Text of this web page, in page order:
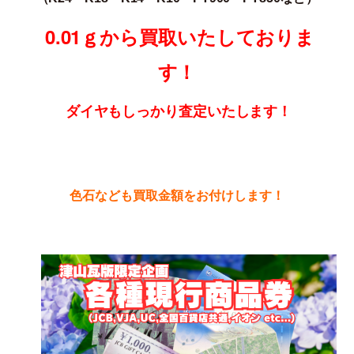
0.01ｇから買取いたしておりま
す！
ダイヤもしっかり査定いたします！
色石なども買取金額をお付けします！